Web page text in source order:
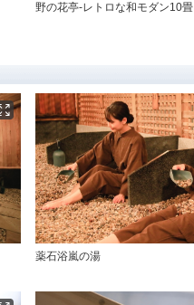
野の花亭-レトロな和モダン10畳
薬石浴嵐の湯